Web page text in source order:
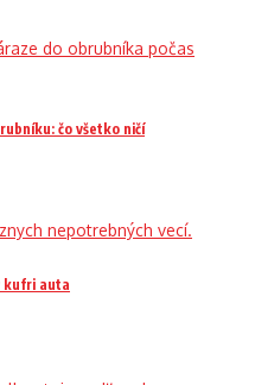
čo všetko ničí
kufri auta